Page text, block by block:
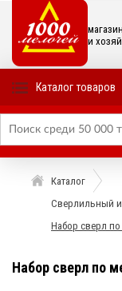
и
Каталог товаров
Каталог
Сверлильный
Набор сверл по
Набор сверл по